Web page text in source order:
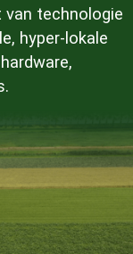
van technologie
hyper-lokale